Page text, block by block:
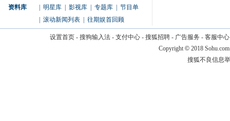
资料库 明星库 影视库 专题库
节目单
滚动新闻列表 往期娱首回顾
设置首页- 搜狗输入法- 支付中心- 搜狐招聘- 广告服务 - 客服中心
Copyright © 2018
搜狐不良信息